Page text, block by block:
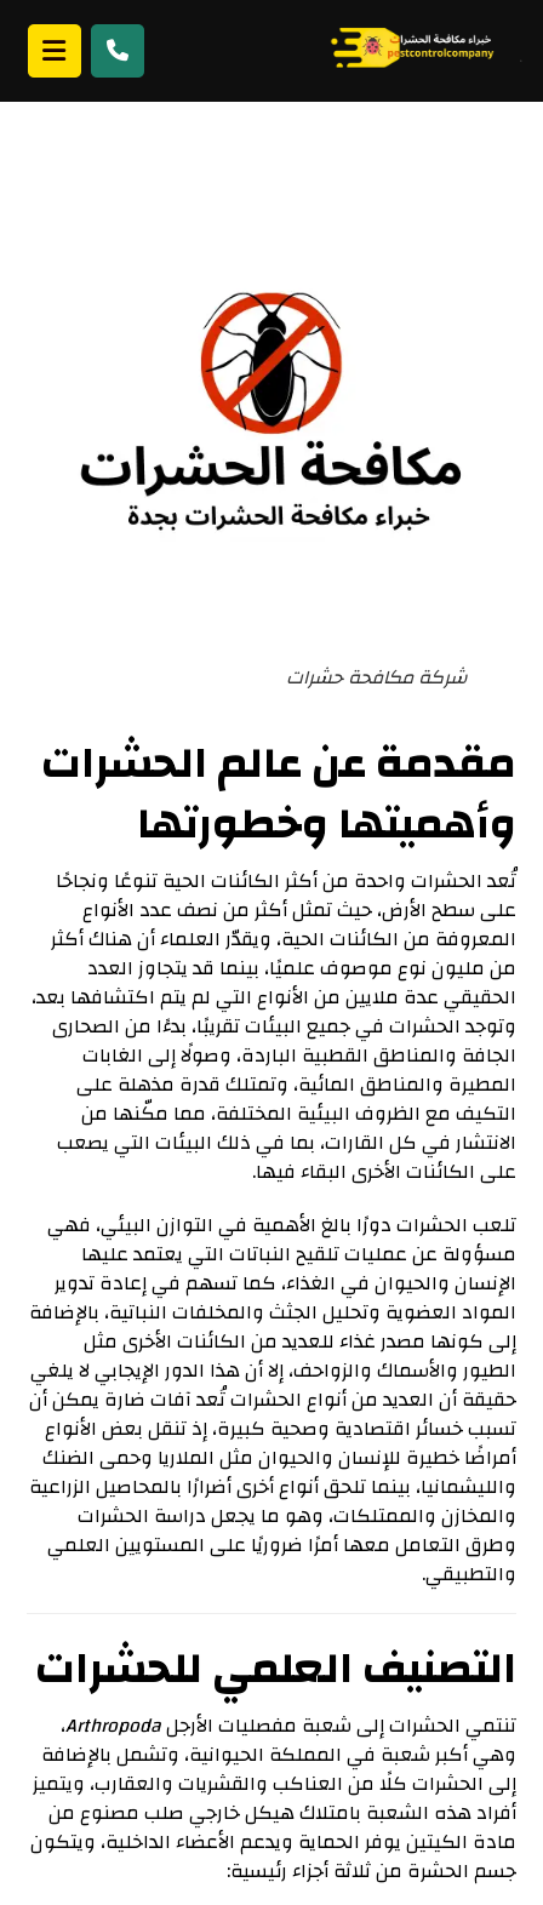
شركة مكافحة حشرات
مقدمة عن عالم الحشرات
وأهميتها وخطورتها
تُعد الحشرات واحدة من أكثر الكائنات الحية تنوعًا ونجاحًا
على سطح الأرض، حيث تمثل أكثر من نصف عدد الأنواع
المعروفة من الكائنات الحية، ويقدّر العلماء أن هناك أكثر
من مليون نوع موصوف علميًا، بينما قد يتجاوز العدد
الحقيقي عدة ملايين من الأنواع التي لم يتم اكتشافها بعد،
وتوجد الحشرات في جميع البيئات تقريبًا، بدءًا من الصحارى
الجافة والمناطق القطبية الباردة، وصولًا إلى الغابات
المطيرة والمناطق المائية، وتمتلك قدرة مذهلة على
التكيف مع الظروف البيئية المختلفة، مما مكّنها من
الانتشار في كل القارات، بما في ذلك البيئات التي يصعب
على الكائنات الأخرى البقاء فيها.
تلعب الحشرات دورًا بالغ الأهمية في التوازن البيئي، فهي
مسؤولة عن عمليات تلقيح النباتات التي يعتمد عليها
الإنسان والحيوان في الغذاء، كما تسهم في إعادة تدوير
المواد العضوية وتحليل الجثث والمخلفات النباتية، بالإضافة
إلى كونها مصدر غذاء للعديد من الكائنات الأخرى مثل
الطيور والأسماك والزواحف، إلا أن هذا الدور الإيجابي لا يلغي
حقيقة أن العديد من أنواع الحشرات تُعد آفات ضارة يمكن أن
تسبب خسائر اقتصادية وصحية كبيرة، إذ تنقل بعض الأنواع
أمراضًا خطيرة للإنسان والحيوان مثل الملاريا وحمى الضنك
والليشمانيا، بينما تلحق أنواع أخرى أضرارًا بالمحاصيل الزراعية
والمخازن والممتلكات، وهو ما يجعل دراسة الحشرات
وطرق التعامل معها أمرًا ضروريًا على المستويين العلمي
والتطبيقي.
التصنيف العلمي للحشرات
تنتمي الحشرات إلى شعبة مفصليات الأرجلArthropoda،
وهي أكبر شعبة في المملكة الحيوانية، وتشمل بالإضافة
إلى الحشرات كلًا من العناكب والقشريات والعقارب، ويتميز
أفراد هذه الشعبة بامتلاك هيكل خارجي صلب مصنوع من
مادة الكيتين يوفر الحماية ويدعم الأعضاء الداخلية، ويتكون
جسم الحشرة من ثلاثة أجزاء رئيسية: